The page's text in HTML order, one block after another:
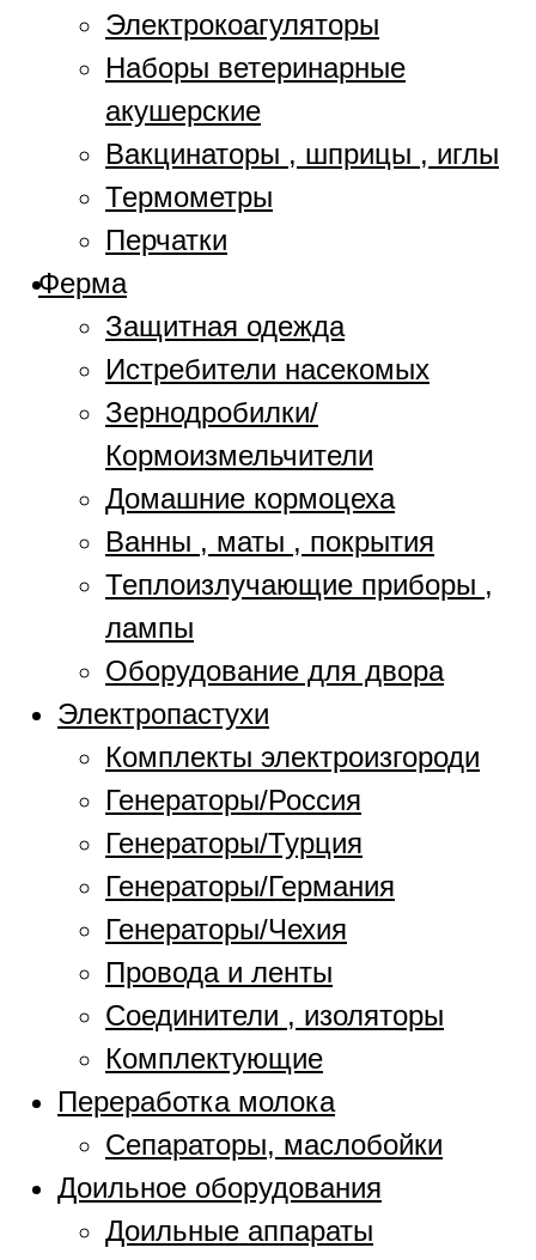
Электрокоагуляторы
Наборы ветеринарные
акушерские
Вакцинаторы , шприцы , иглы
Термометры
Перчатки
Ферма
Защитная одежда
Истребители насекомых
Зернодробилки/
Кормоизмельчители
Домашние кормоцеха
Ванны , маты , покрытия
Теплоизлучающие приборы ,
лампы
Оборудование для двора
Электропастухи
Комплекты электроизгороди
Генераторы/Россия
Генераторы/Турция
Генераторы/Германия
Генераторы/Чехия
Провода и ленты
Соединители , изоляторы
Комплектующие
Переработка молока
Сепараторы, маслобойки
Доильное оборудования
Доильные аппараты